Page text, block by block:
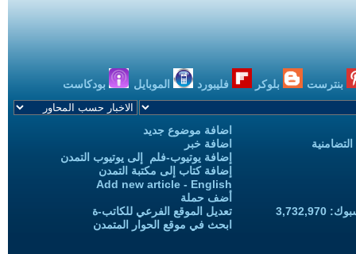
بنترست بلوكر فليبورد الموبايل بودكاست
اضافة موضوع جديد
اضافة خبر
إضافة يوتيوب-فلم إلى يوتيوب التمدن
إضافة كتاب إلى مكتبة التمدن
Add new article - English
أضف حملة
تعديل الموقع الفرعي للكاتب-ة
ابحث في موقع الحوار المتمدن